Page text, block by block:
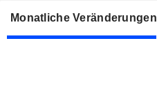
Monatliche Veränderungen